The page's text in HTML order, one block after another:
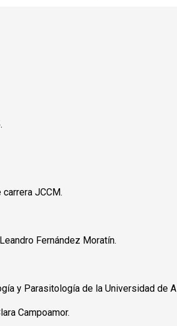
JCCM.
Fernández Moratín.
y Parasitología de la Universidad de
Campoamor.